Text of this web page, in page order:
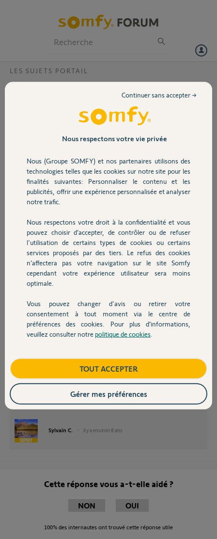
Volet
Sécurité
Domotique
Chauffage
Autres produits
Devis avec un pro
Contact
LES SUJETS PORTAIL
Inversion sens de rotation sur v200
Bonjour j ai acquis et poser un visiophone V200
Mon soucis est que j ai enregistré l ouverture de ma motorisation
somfy go ar4 via rts et que les commandes sont inversés
En fait pour déclencher l ouverture je dois appuyer sur fermeture et
vice versa pour la fermeture je dois appuiyer sur ouverture
Merci pour vos réponses
Pedro L.
il y a environ 8 ans
Bonjour,
Il faudra vérifier le branchement des moteurs.
positionner mi-course. Reverrouiller, reprendre la procédure
d'apprentissage.
Au premier appui sur la télécommande M1 doit s'ouvrir le premier, en
suite M2.
Si ce n'est pas le cas, il faudra inverser les fils des moteurs sur le boitier
Tenez nous informés du résultat de ce test.
Sylvain C. il y a environ 8 ans
Cette réponse vous a-t-elle aidé ?
NON OUI
100% des internautes ont trouvé cette réponse utile
Nous respectons votre vie privée
Nous (Groupe SOMFY) et nos partenaires utilisons des
technologies telles que les cookies sur notre site pour les
finalités suivantes: Personnaliser le contenu et les
publicités, offrir une expérience personnalisée et analyser
notre trafic.
Nous respectons votre droit à la confidentialité et vous
pouvez choisir d’accepter, de contrôler ou de refuser
l'utilisation de certains types de cookies ou certains
services proposés par des tiers. Le refus des cookies
n’affectera pas votre navigation sur le site Somfy
cependant votre expérience utilisateur sera moins
optimale.
Vous pouvez changer d'avis ou retirer votre
consentement à tout moment via le centre de
préférences des cookies. Pour plus d’informations,
veuillez consulter notre politique de cookies
Continuer sans accepter →
TOUT ACCEPTER
Gérer mes préférences